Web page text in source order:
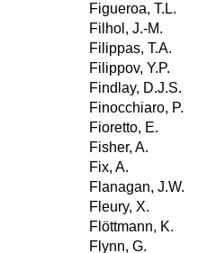
Figueroa, T.L.
Filhol, J.-M.
Filippas, T.A.
Filippov, Y.P.
Findlay, D.J.S.
Finocchiaro, P.
Fioretto, E.
Fisher, A.
Fix, A.
Flanagan, J.W.
Fleury, X.
Flöttmann, K.
Flynn, G.